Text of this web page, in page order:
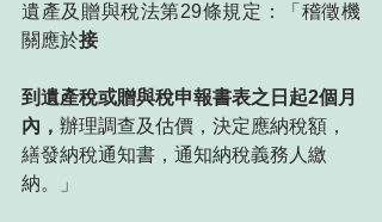
遺產及贈與稅法第29條規定：「稽徵機
關應於接
到遺產稅或贈與稅申報書表之日起2個月
內， 辦理調查及估價，決定應納稅額，
繕發納稅通知書，通知納稅義務人繳
納。」